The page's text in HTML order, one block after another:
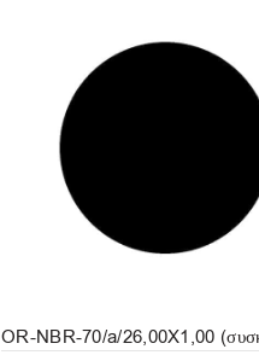
OR-NBR-70/a/26,00X1,00